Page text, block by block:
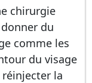
chirurgie
du
comme les
du visage
la